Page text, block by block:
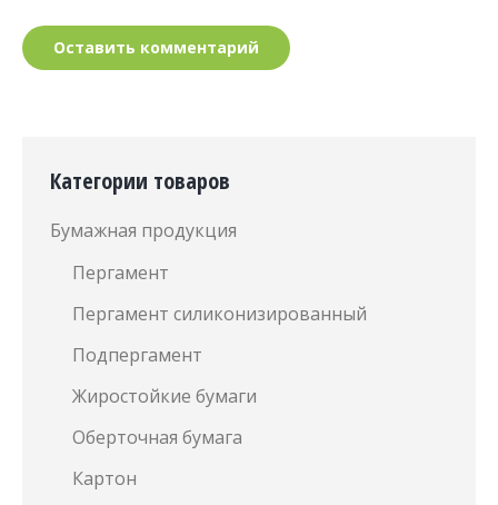
Оставить комментарий
Категории товаров
Бумажная продукция
Пергамент
Пергамент силиконизированный
Подпергамент
Жиростойкие бумаги
Оберточная бумага
Картон